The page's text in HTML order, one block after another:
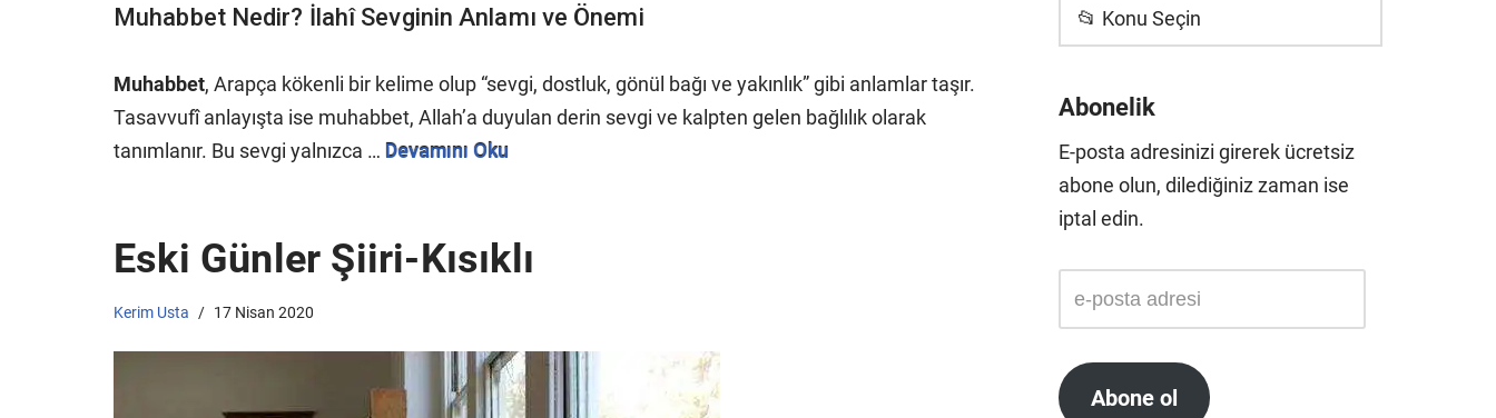
Muhabbet Nedir? İlahî Sevginin Anlamı ve Önemi
Muhabbet, Arapça kökenli bir kelime olup “sevgi, dostluk, gönül bağı ve yakınlık” gibi anlamlar taşır.
Tasavvufî anlayışta ise muhabbet, Allah’a duyulan derin sevgi ve kalpten gelen bağlılık olarak
tanımlanır. Bu sevgi yalnızca … Devamını Oku
Eski Günler Şiiri-Kısıklı
Kerim Usta 17 Nisan 2020
📂 Konu Seçin
Abonelik
E-posta adresinizi girerek ücretsiz
abone olun, dilediğiniz zaman ise
iptal edin.
Abone ol